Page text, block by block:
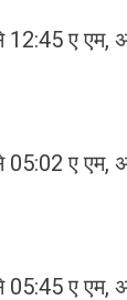
12:45 ए एम,
05:02 ए एम,
05:45 ए एम,